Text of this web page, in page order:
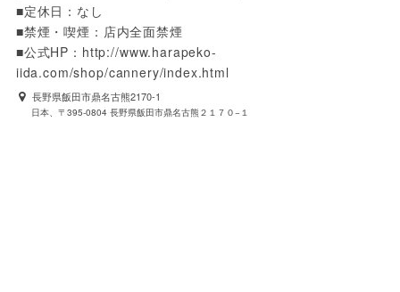
■定休日：なし
■禁煙・喫煙：店内全面禁煙
■公式HP：http://www.harapeko-
iida.com/shop/cannery/index.html
長野県飯田市鼎名古熊2170-1
日本、〒395-0804 長野県飯田市鼎名古熊２１７０−１